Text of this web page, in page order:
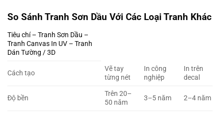
So Sánh Tranh Sơn Dầu Với Các Loại Tranh Khác
Tiêu chí – Tranh Sơn Dầu –
Tranh Canvas In UV – Tranh
Dán Tường / 3D
Cách tạo
Vẽ tay
từng nét
In công
nghiệp
In trên
decal
Độ bền
Trên 20–
50 năm
3–5 năm 2–4 năm